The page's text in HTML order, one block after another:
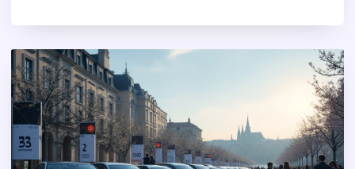
znamená pro automobilový průmysl.